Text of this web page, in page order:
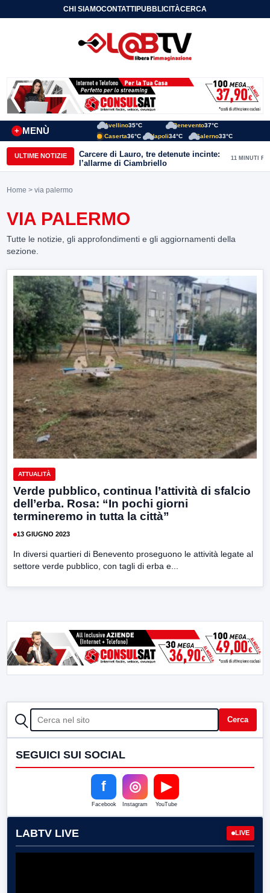
CHI SIAMOCONTATTIPUBBLICITÀCERCA
MENÙ
+
Avellino35°C Benevento37°C
Caserta36°C Napoli34°C Salerno33°C
ULTIME NOTIZIE
Carcere di Lauro, tre detenute incinte:
l’allarme di Ciambriello
11 MINUTI FA
Home > via palermo
VIA PALERMO
Tutte le notizie, gli approfondimenti e gli aggiornamenti della
sezione.
ATTUALITÀ
Verde pubblico, continua l’attività di sfalcio
dell’erba. Rosa: “In pochi giorni
termineremo in tutta la città”
13 GIUGNO 2023
In diversi quartieri di Benevento proseguono le attività legate al
settore verde pubblico, con tagli di erba e...
CERCA Cerca
SEGUICI SUI SOCIAL
f
Facebook
◎
Instagram
▶
YouTube
LABTV LIVE LIVE